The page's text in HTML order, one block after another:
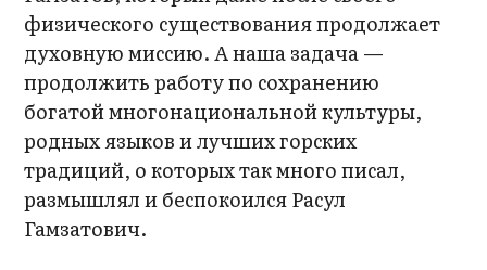
физического существования продолжает
духовную миссию. А наша задача —
продолжить работу по сохранению
богатой многонациональной культуры,
родных языков и лучших горских
традиций, о которых так много писал,
размышлял и беспокоился Расул
Гамзатович.